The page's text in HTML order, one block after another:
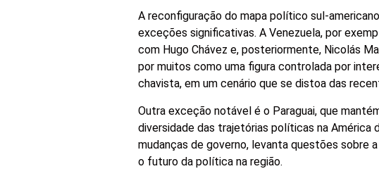
A reconfiguração do mapa político sul-
exceções significativas. A Venezuela, por
com Hugo Chávez e, posteriormente, Nicolás
por muitos como uma figura controlada por
chavista, em um cenário que se distoa das
Outra exceção notável é o Paraguai, que
diversidade das trajetórias políticas na América
mudanças de governo, levanta questões sobre
o futuro da política na região.